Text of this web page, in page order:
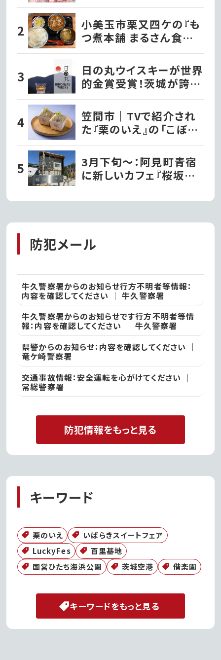
紹介！
小美玉市栗又四ケの『も
つ煮本舗 まるさん食堂』
一度食べたらクセになる
絶品もつ煮定食！
日の丸ウイスキーが世界
的金賞受賞！茨城が誇る
一杯を味わおう｜那珂市
笠間市｜TVで紹介され
た『栗のいえ』の「こぼれ
モンブラン」を食べてきま
した!!
3月下旬〜：阿見町青宿
に新しいカフェ『桜坂テ
です!!
防犯メール
牛久警察署からのお知らせ行方不明者等情報：
内容を確認してください ｜ 牛久警察署
牛久警察署からのお知らせです行方不明者等情
報：内容を確認してください ｜ 牛久警察署
県警からのお知らせ：内容を確認してください ｜
竜ケ崎警察署
交通事故情報：安全運転を心がけてください ｜
常総警察署
防犯情報をもっと見る
キーワード
栗のいえ
いばらきスイートフェア
LuckyFes
百里基地
国営ひたち海浜公園
茨城空港 偕楽園
キーワードをもっと見る